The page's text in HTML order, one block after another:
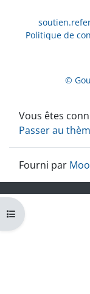
Ouvrir l’index du
Politique de
©
Vous êtes
Passer au
Fourni par